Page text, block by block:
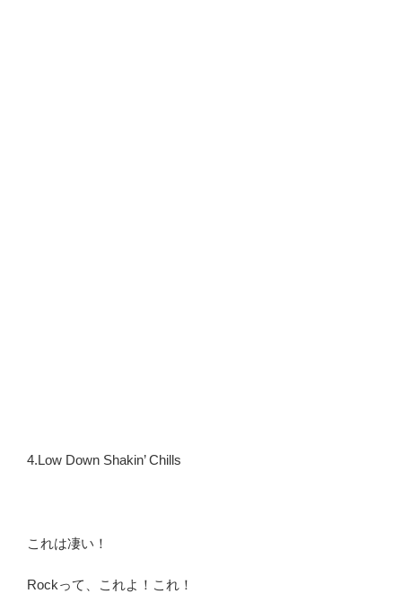
4.Low Down Shakin’ Chills
これは凄い！
Rockって、これよ！これ！